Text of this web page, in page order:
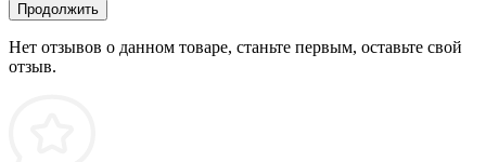
Продолжить
Нет отзывов о данном товаре, станьте первым, оставьте свой
отзыв.